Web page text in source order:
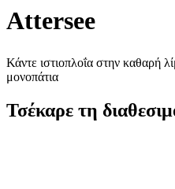
Attersee
Κάντε ιστιοπλοΐα στην καθαρή
μονοπάτια
Τσέκαρε τη